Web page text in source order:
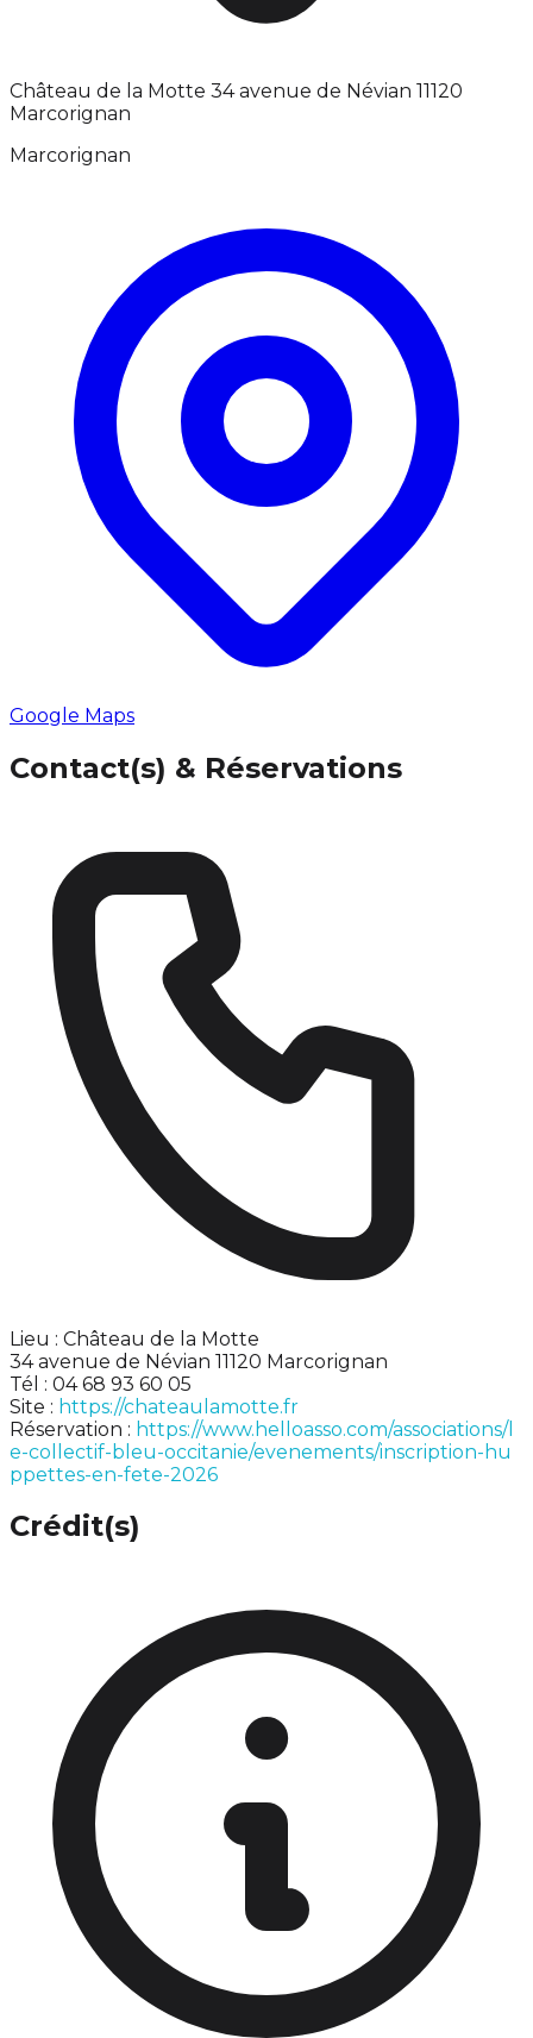
Château de la Motte 34 avenue de Névian 11120
Marcorignan
Marcorignan
Google Maps
Contact(s) & Réservations
Lieu : Château de la Motte
34 avenue de Névian 11120 Marcorignan
Tél : 04 68 93 60 05
Site : https://chateaulamotte.fr
Réservation : https://www.helloasso.com/associations/l
e-collectif-bleu-occitanie/evenements/inscription-hu
ppettes-en-fete-2026
Crédit(s)